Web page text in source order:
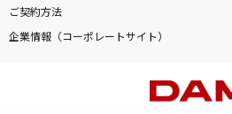
ご契約方法
企業情報（コーポレートサイト）